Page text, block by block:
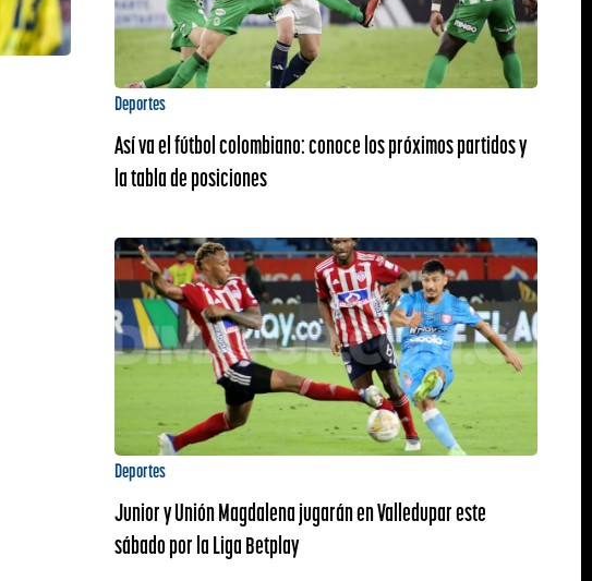
Deportes
Así va el fútbol colombiano: conoce los próximos partidos y
la tabla de posiciones
Deportes
Junior y Unión Magdalena jugarán en Valledupar este
sábado por la Liga Betplay